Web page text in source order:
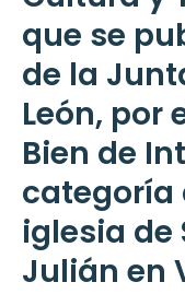
que se
de la
León, por
Bien de
categoría
iglesia de
Julián en